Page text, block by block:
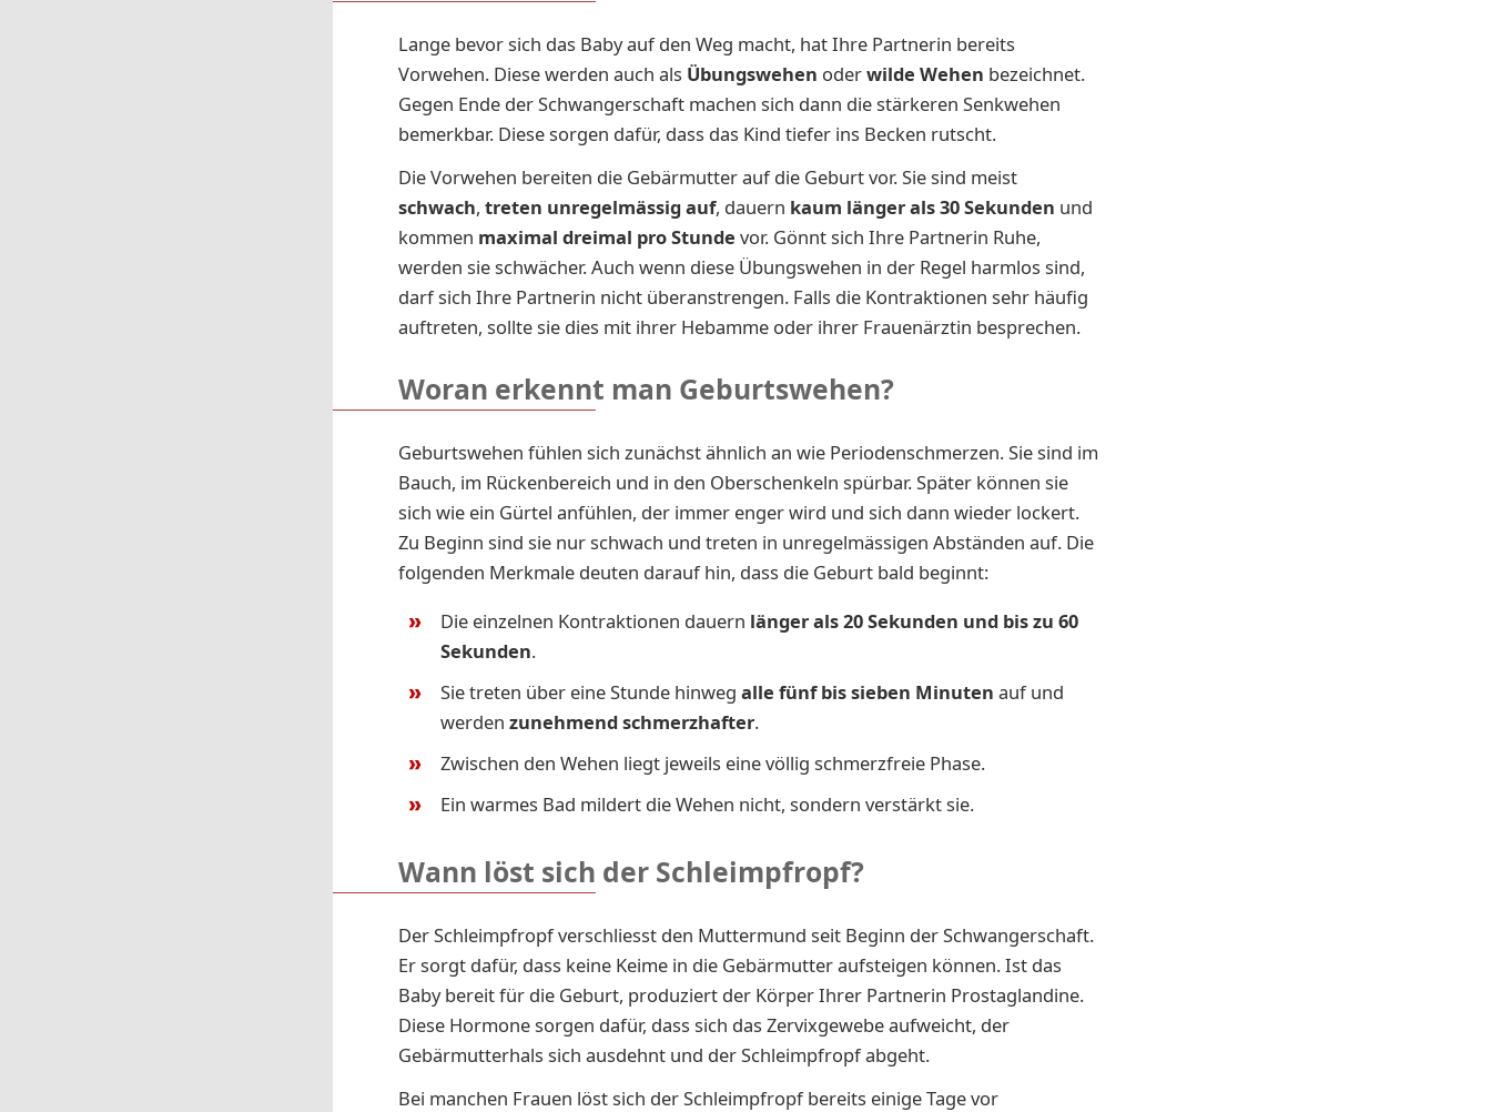
Lange bevor sich das Baby auf den Weg macht, hat Ihre Partnerin bereits
Vorwehen. Diese werden auch als Übungswehen oderwilde Wehen bezeichnet.
Gegen Ende der Schwangerschaft machen sich dann die stärkeren Senkwehen
bemerkbar. Diese sorgen dafür, dass das Kind tiefer ins Becken rutscht.
Die Vorwehen bereiten die Gebärmutter auf die Geburt vor. Sie sind meist
schwach, treten unregelmässig auf, dauern kaum länger als 30 Sekunden und
kommen maximal dreimal pro Stunde vor. Gönnt sich Ihre Partnerin Ruhe,
werden sie schwächer. Auch wenn diese Übungswehen in der Regel harmlos sind,
darf sich Ihre Partnerin nicht überanstrengen. Falls die Kontraktionen sehr häufig
auftreten, sollte sie dies mit ihrer Hebamme oder ihrer Frauenärztin besprechen.
Woran erkennt man Geburtswehen?
Geburtswehen fühlen sich zunächst ähnlich an wie Periodenschmerzen. Sie sind im
Bauch, im Rückenbereich und in den Oberschenkeln spürbar. Später können sie
sich wie ein Gürtel anfühlen, der immer enger wird und sich dann wieder lockert.
Zu Beginn sind sie nur schwach und treten in unregelmässigen Abständen auf. Die
folgenden Merkmale deuten darauf hin, dass die Geburt bald beginnt:
Die einzelnen Kontraktionen dauern länger als 20 Sekunden und bis zu 60
Sekunden.
Sie treten über eine Stunde hinweg alle fünf bis sieben Minuten auf und
werden zunehmend schmerzhafter.
Zwischen den Wehen liegt jeweils eine völlig schmerzfreie Phase.
Ein warmes Bad mildert die Wehen nicht, sondern verstärkt sie.
Wann löst sich der Schleimpfropf?
Der Schleimpfropf verschliesst den Muttermund seit Beginn der Schwangerschaft.
Er sorgt dafür, dass keine Keime in die Gebärmutter aufsteigen können. Ist das
Baby bereit für die Geburt, produziert der Körper Ihrer Partnerin Prostaglandine.
Diese Hormone sorgen dafür, dass sich das Zervixgewebe aufweicht, der
Gebärmutterhals sich ausdehnt und der Schleimpfropf abgeht.
Bei manchen Frauen löst sich der Schleimpfropf bereits einige Tage vor